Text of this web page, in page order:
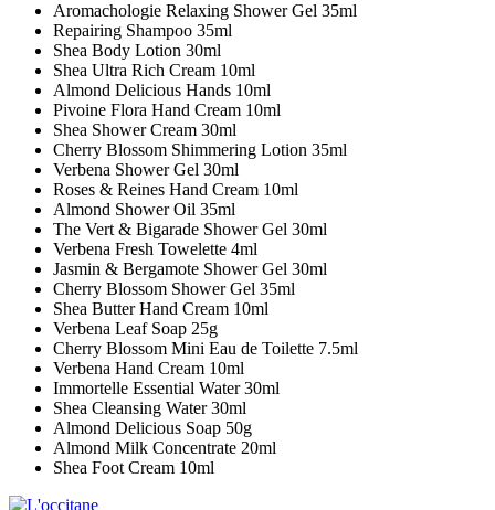
Aromachologie Relaxing Shower Gel 35ml
Repairing Shampoo 35ml
Shea Body Lotion 30ml
Shea Ultra Rich Cream 10ml
Almond Delicious Hands 10ml
Pivoine Flora Hand Cream 10ml
Shea Shower Cream 30ml
Cherry Blossom Shimmering Lotion 35ml
Verbena Shower Gel 30ml
Roses & Reines Hand Cream 10ml
Almond Shower Oil 35ml
The Vert & Bigarade Shower Gel 30ml
Verbena Fresh Towelette 4ml
Jasmin & Bergamote Shower Gel 30ml
Cherry Blossom Shower Gel 35ml
Shea Butter Hand Cream 10ml
Verbena Leaf Soap 25g
Cherry Blossom Mini Eau de Toilette 7.5ml
Verbena Hand Cream 10ml
Immortelle Essential Water 30ml
Shea Cleansing Water 30ml
Almond Delicious Soap 50g
Almond Milk Concentrate 20ml
Shea Foot Cream 10ml